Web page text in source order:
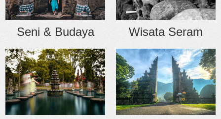
Seni & Budaya Wisata Seram